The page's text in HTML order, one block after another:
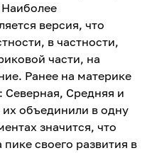
версия, что
в частности,
части, на
Ранее на материке
Северная, Средняя и
объединили в одну
значится, что
своего развития в